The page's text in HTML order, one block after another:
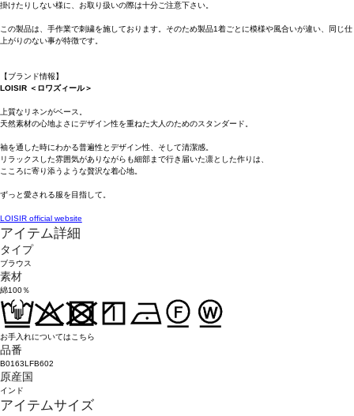
掛けたりしない様に、お取り扱いの際は十分ご注意下さい。
この製品は、手作業で刺繍を施しております。そのため製品1着ごとに模様や風合いが違い、同じ仕
上がりのない事が特徴です。
【ブランド情報】
LOISIR ＜ロワズィール＞
上質なリネンがベース。
天然素材の心地よさにデザイン性を重ねた大人のためのスタンダード。
袖を通した時にわかる普遍性とデザイン性、そして清潔感。
リラックスした雰囲気がありながらも細部まで行き届いた凛とした作りは、
こころに寄り添うような贅沢な着心地。
ずっと愛される服を目指して。
LOISIR official website
アイテム詳細
タイプ
ブラウス
素材
綿100％
お手入れについてはこちら
品番
B0163LFB602
原産国
インド
アイテムサイズ